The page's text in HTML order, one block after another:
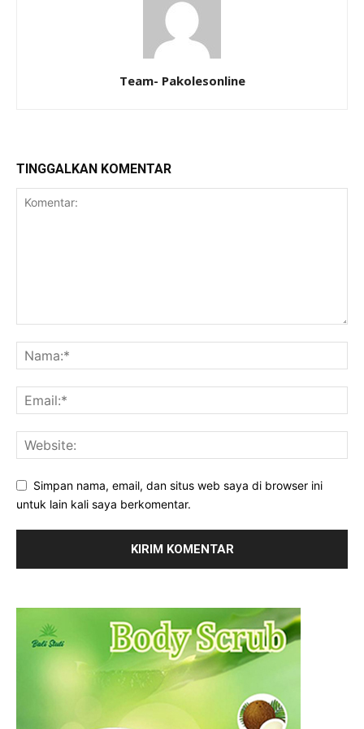
Team- Pakolesonline
TINGGALKAN KOMENTAR
Simpan nama, email, dan situs web saya di browser ini
untuk lain kali saya berkomentar.